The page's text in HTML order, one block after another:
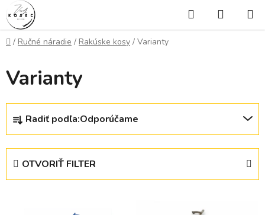
Prejsť
na
obsah
Hľadať
KOŠÍK
Domov
/ Ručné náradie / Rakúske kosy / Varianty
Varianty
R
d
n
Radiť podľa:Odporúčame
OTVORIŤ FILTER